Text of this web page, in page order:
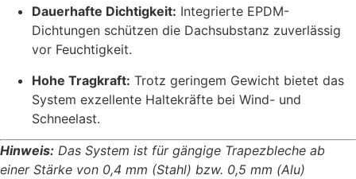
Dauerhafte Dichtigkeit: Integrierte EPDM-
Dichtungen schützen die Dachsubstanz zuverlässig
vor Feuchtigkeit.
Hohe Tragkraft: Trotz geringem Gewicht bietet das
System exzellente Haltekräfte bei Wind- und
Schneelast.
Hinweis: Das System ist für gängige Trapezbleche ab
einer Stärke von 0,4 mm (Stahl) bzw. 0,5 mm (Alu)